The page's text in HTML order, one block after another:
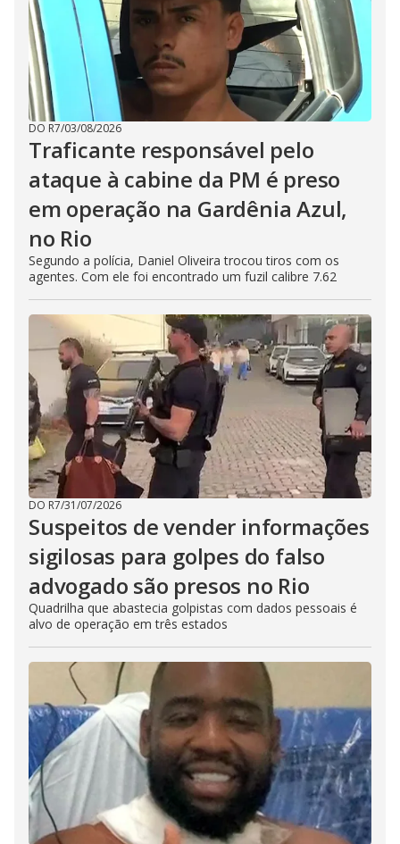
DO R7/03/08/2026
Traficante responsável pelo
ataque à cabine da PM é preso
em operação na Gardênia Azul,
no Rio
Segundo a polícia, Daniel Oliveira trocou tiros com os
agentes. Com ele foi encontrado um fuzil calibre 7.62
DO R7/31/07/2026
Suspeitos de vender informações
sigilosas para golpes do falso
advogado são presos no Rio
Quadrilha que abastecia golpistas com dados pessoais é
alvo de operação em três estados